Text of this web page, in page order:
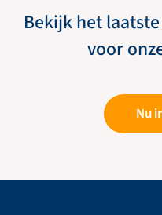
Bekijk het laatste
voor
Nu